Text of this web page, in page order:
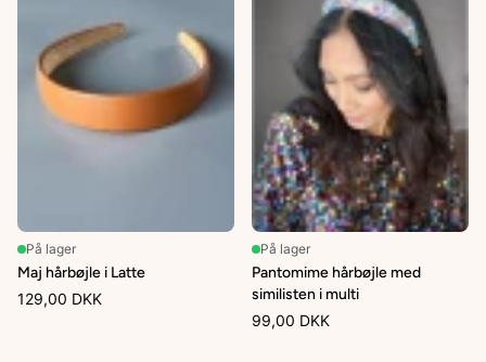
På lager
Maj hårbøjle i Latte
129,00 DKK
På lager
Pantomime hårbøjle med
similisten i multi
99,00 DKK